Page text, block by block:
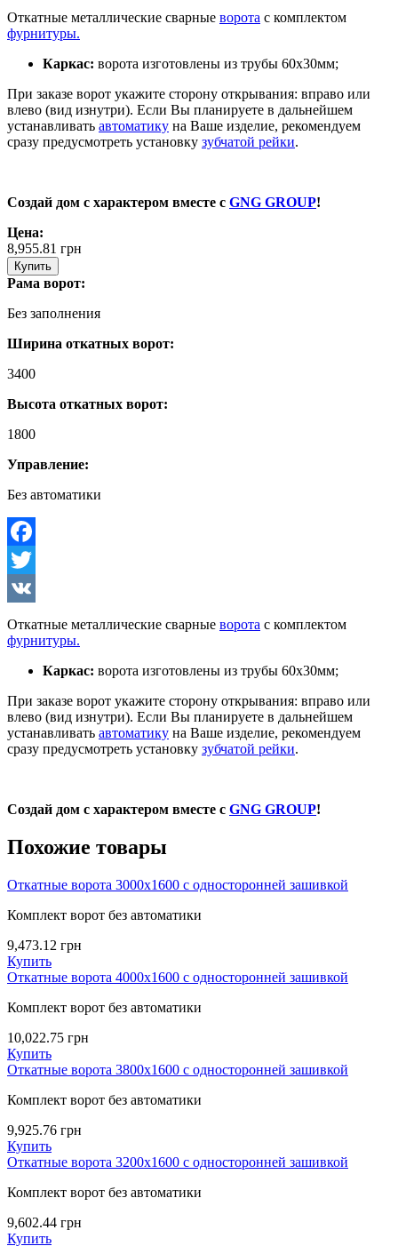
VK
Откатные металлические сварные ворота с комплектом
фурнитуры.
Каркас: ворота изготовлены из трубы 60х30мм;
При заказе ворот укажите сторону открывания: вправо или
влево (вид изнутри). Если Вы планируете в дальнейшем
устанавливать автоматику на Ваше изделие, рекомендуем
сразу предусмотреть установку зубчатой рейки.
Создай дом с характером вместе с GNG GROUP!
Цена:
8,955.81 грн
Купить
Рама ворот:
Без заполнения
Ширина откатных ворот:
3400
Высота откатных ворот:
1800
Управление:
Без автоматики
Facebook
Twitter
VK
Откатные металлические сварные ворота с комплектом
фурнитуры.
Каркас: ворота изготовлены из трубы 60х30мм;
При заказе ворот укажите сторону открывания: вправо или
влево (вид изнутри). Если Вы планируете в дальнейшем
устанавливать автоматику на Ваше изделие, рекомендуем
сразу предусмотреть установку зубчатой рейки.
Создай дом с характером вместе с GNG GROUP!
Похожие товары
Откатные ворота 3000х1600 с односторонней зашивкой
Комплект ворот без автоматики
9,473.12 грн
Купить
Откатные ворота 4000х1600 с односторонней зашивкой
Комплект ворот без автоматики
10,022.75 грн
Купить
Откатные ворота 3800х1600 с односторонней зашивкой
Комплект ворот без автоматики
9,925.76 грн
Купить
Откатные ворота 3200х1600 с односторонней зашивкой
Комплект ворот без автоматики
9,602.44 грн
Купить